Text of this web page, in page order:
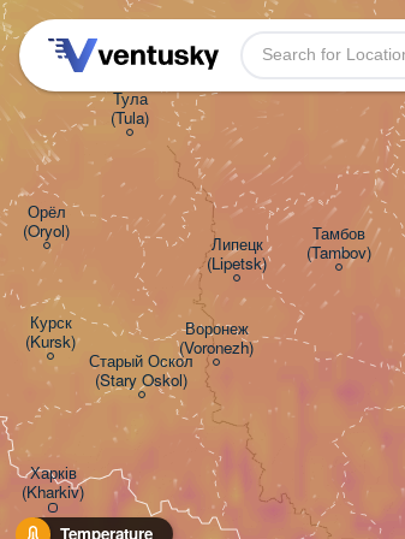
Temperature
Харків
(Kharkiv)
Воронеж
(Voronezh)
Рязань
(Ryazan)
Липецк
(Lipetsk)
Старый Оскол
(Stary Oskol)
Тамбов
(Tambov)
Курск
(Kursk)
Тула
(Tula)
Орёл
(Oryol)